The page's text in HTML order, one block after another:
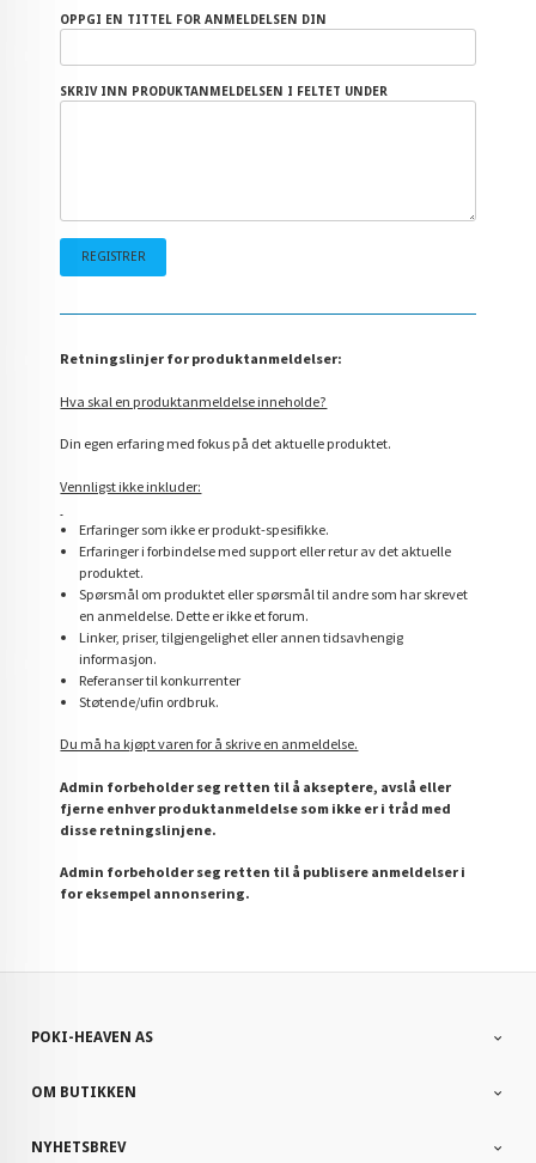
OPPGI EN TITTEL FOR ANMELDELSEN DIN
SKRIV INN PRODUKTANMELDELSEN I FELTET UNDER
Retningslinjer for produktanmeldelser:
Hva skal en produktanmeldelse inneholde?
Din egen erfaring med fokus på det aktuelle produktet.
Vennligst ikke inkluder:
Erfaringer som ikke er produkt-spesifikke.
Erfaringer i forbindelse med support eller retur av det aktuelle
produktet.
Spørsmål om produktet eller spørsmål til andre som har skrevet
en anmeldelse. Dette er ikke et forum.
Linker, priser, tilgjengelighet eller annen tidsavhengig
informasjon.
Referanser til konkurrenter
Støtende/ufin ordbruk.
Du må ha kjøpt varen for å skrive en anmeldelse.
Admin forbeholder seg retten til å akseptere, avslå eller
fjerne enhver produktanmeldelse som ikke er i tråd med
disse retningslinjene.
Admin forbeholder seg retten til å publisere anmeldelser i
for eksempel annonsering.
POKI-HEAVEN AS
OM BUTIKKEN
NYHETSBREV